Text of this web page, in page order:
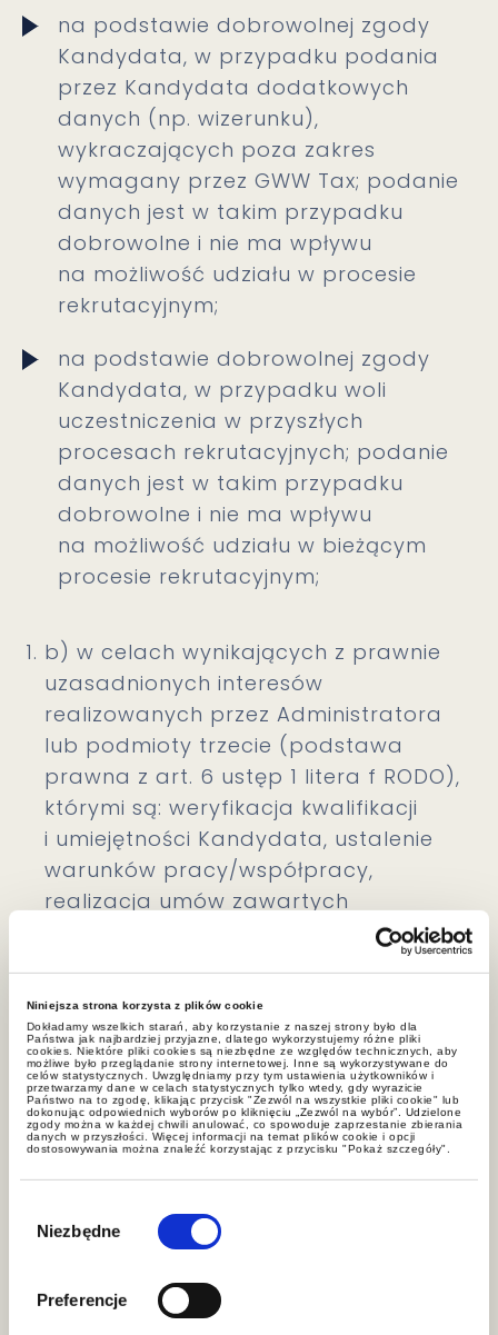
Niniejsza strona korzysta z plików cookie
Dokładamy wszelkich starań, aby korzystanie z naszej strony było dla
Państwa jak najbardziej przyjazne, dlatego wykorzystujemy różne pliki
cookies. Niektóre pliki cookies są niezbędne ze względów technicznych, aby
możliwe było przeglądanie strony internetowej. Inne są wykorzystywane do
celów statystycznych. Uwzględniamy przy tym ustawienia użytkowników i
przetwarzamy dane w celach statystycznych tylko wtedy, gdy wyrazicie
Państwo na to zgodę, klikając przycisk "Zezwól na wszystkie pliki cookie" lub
dokonując odpowiednich wyborów po kliknięciu „Zezwól na wybór”. Udzielone
zgody można w każdej chwili anulować, co spowoduje zaprzestanie zbierania
danych w przyszłości. Więcej informacji na temat plików cookie i opcji
dostosowywania można znaleźć korzystając z przycisku "Pokaż szczegóły".
zgody
Niezbędne
Preferencje
na podstawie dobrowolnej zgody
Kandydata, w przypadku podania
przez Kandydata dodatkowych
danych (np. wizerunku),
wykraczających poza zakres
wymagany przez GWW Tax; podanie
danych jest w takim przypadku
dobrowolne i nie ma wpływu
na możliwość udziału w procesie
rekrutacyjnym;
na podstawie dobrowolnej zgody
Kandydata, w przypadku woli
uczestniczenia w przyszłych
procesach rekrutacyjnych; podanie
danych jest w takim przypadku
dobrowolne i nie ma wpływu
na możliwość udziału w bieżącym
procesie rekrutacyjnym;
b) w celach wynikających z prawnie
uzasadnionych interesów
realizowanych przez Administratora
lub podmioty trzecie (podstawa
prawna z art. 6 ustęp 1 litera f RODO),
którymi są: weryfikacja kwalifikacji
i umiejętności Kandydata, ustalenie
warunków pracy/współpracy,
realizacja umów zawartych
prowadzącymi/wspierającymi procesy
rekrutacyjne (w tym umów
z agencjami rekrutacyjnymi
oraz dostawcami portalów
rekrutacyjnych, z których korzysta
Kandydat), realizacja wewnętrznych
celów administracyjnych
oraz procedur Administratora, w tym
związanych z ochroną danych
osobowych; podanie danych
dobrowolne, jednakże ich niepodanie